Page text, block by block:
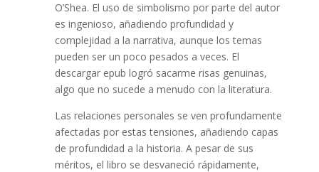
O’Shea. El uso de simbolismo por parte del autor
es ingenioso, añadiendo profundidad y
complejidad a la narrativa, aunque los temas
pueden ser un poco pesados a veces. El
descargar epub logró sacarme risas genuinas,
algo que no sucede a menudo con la literatura.
Las relaciones personales se ven profundamente
afectadas por estas tensiones, añadiendo capas
de profundidad a la historia. A pesar de sus
méritos, el libro se desvaneció rápidamente,